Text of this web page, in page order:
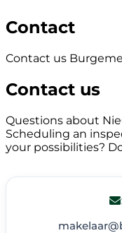
Contact
Contact us
Contact us
Questions about
Scheduling an
your possibilities?